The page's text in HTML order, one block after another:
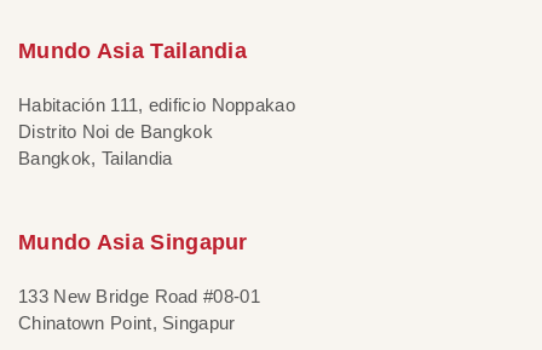
Mundo Asia Tailandia
Habitación 111, edificio Noppakao
Distrito Noi de Bangkok
Bangkok, Tailandia
Mundo Asia Singapur
133 New Bridge Road #08-01
Chinatown Point, Singapur